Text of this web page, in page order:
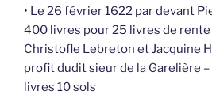
• Le 26 février 1622 par devant
400 livres pour 25 livres de
Christofle Lebreton et Jacquine
profit dudit sieur de la Garelière
livres 10 sols